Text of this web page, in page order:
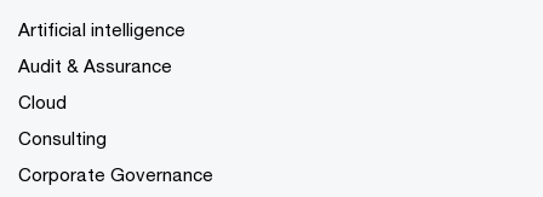
Artificial intelligence
Audit & Assurance
Cloud
Consulting
Corporate Governance